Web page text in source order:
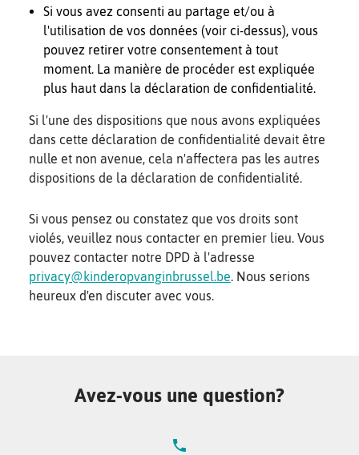
Si vous avez consenti au partage et/ou à
l'utilisation de vos données (voir ci-dessus), vous
pouvez retirer votre consentement à tout
moment. La manière de procéder est expliquée
plus haut dans la déclaration de confidentialité.
Si l'une des dispositions que nous avons expliquées
dans cette déclaration de confidentialité devait être
nulle et non avenue, cela n'affectera pas les autres
dispositions de la déclaration de confidentialité.
Si vous pensez ou constatez que vos droits sont
violés, veuillez nous contacter en premier lieu. Vous
pouvez contacter notre DPD à l'adresse
privacy@kinderopvanginbrussel.be. Nous serions
heureux d'en discuter avec vous.
Avez-vous une question?